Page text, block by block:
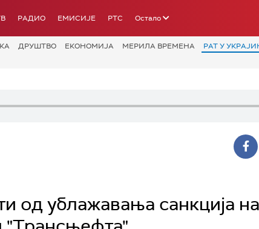
РАДИО ЕМИСИЈЕ РТС Остало
ДРУШТВО ЕКОНОМИЈА МЕРИЛА ВРЕМЕНА РАТ У
од ублажавања санкција